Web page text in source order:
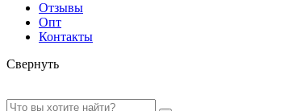
Отзывы
Опт
Контакты
Свернуть